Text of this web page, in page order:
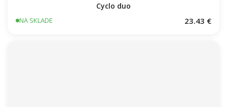
Cyclo duo
NA SKLADE 23.43 €